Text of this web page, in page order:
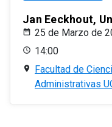
Jan Eeckhout,
25 de Marzo de
14:00
Facultad de
Administrativas